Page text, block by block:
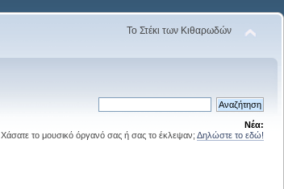
Το Στέκι των Κιθαρωδών
Νέα:
Χάσατε το μουσικό όργανό σας ή σας το έκλεψαν; Δηλώστε το εδώ!